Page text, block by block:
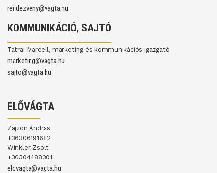
rendezveny@vagta.hu
KOMMUNIKÁCIÓ, SAJTÓ
Tátrai Marcell, marketing és kommunikációs igazgató
marketing@vagta.hu
sajto@vagta.hu
ELŐVÁGTA
Zajzon András
+36306191682
Winkler Zsolt
+36304488301
elovagta@vagta.hu